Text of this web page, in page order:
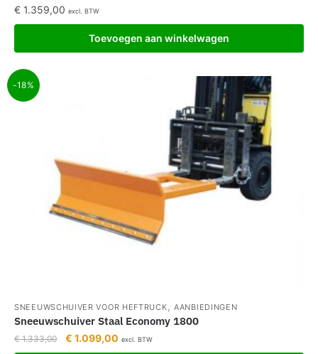
€ 1.359,00 excl. BTW
Toevoegen aan winkelwagen
-18%
SNEEUWSCHUIVER VOOR HEFTRUCK,AANBIEDINGEN
Sneeuwschuiver Staal Economy 1800
€1.333,00 € 1.099,00 excl. BTW